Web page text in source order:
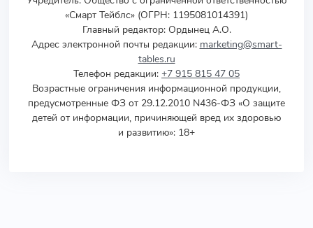
«Смарт Тейблс» (ОГРН: 1195081014391)
Главный редактор: Ордынец А.О.
Адрес электронной почты редакции: marketing@smart-
tables.ru
Телефон редакции: +7 915 815 47 05
Возрастные ограничения информационной продукции,
предусмотренные ФЗ от 29.12.2010 N436-ФЗ «О защите
детей от информации, причиняющей вред их здоровью
и развитию»: 18+